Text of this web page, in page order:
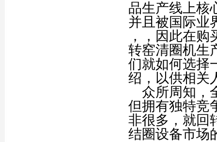
品生产线上核
并且被国际业
，，因此在
转窑清圈机生
们就如何选择
绍，以供相关
众所周知，
但拥有独特竞
非很多，就回
结圈设备市场